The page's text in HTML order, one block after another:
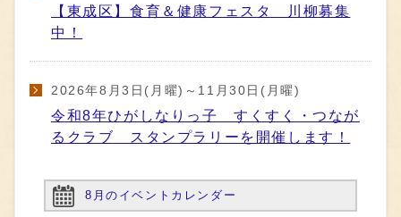
【東成区】食育＆健康フェスタ 川柳募集
中！
2026年8月3日(月曜)～11月30日(月曜)
令和8年ひがしなりっ子 すくすく・つなが
るクラブ スタンプラリーを開催します！
8月のイベントカレンダー